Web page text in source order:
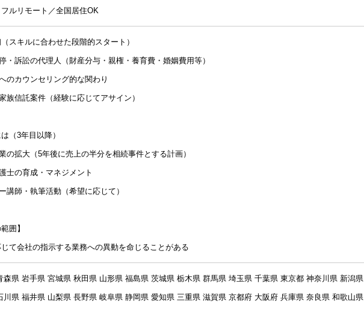
～
ルリモート／全国居住OK
スキルに合わせた段階的スタート）
・訴訟の代理人（財産分与・親権・養育費・婚姻費用等）
のカウンセリング的な関わり
族信託案件（経験に応じてアサイン）
（3年目以降）
の拡大（5年後に売上の半分を相続事件とする計画）
士の育成・マネジメント
講師・執筆活動（希望に応じて）
囲】
て会社の指示する業務への異動を命じることがある
森県 岩手県 宮城県 秋田県 山形県 福島県 茨城県 栃木県 群馬県 埼玉県 千葉県 東京都 神奈川県 新潟県
川県 福井県 山梨県 長野県 岐阜県 静岡県 愛知県 三重県 滋賀県 京都府 大阪府 兵庫県 奈良県 和歌山県